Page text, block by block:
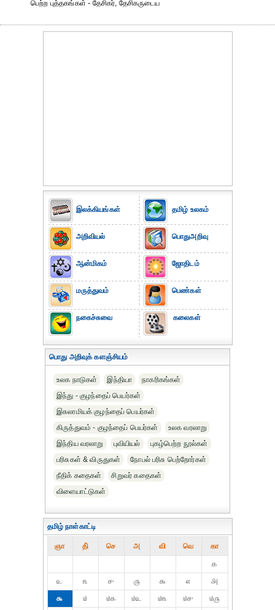
பெற்ற புத்தகங்கள் - தேசிகர், தேசிகருடைய
இலக்கியங்கள்
அறிவியல்
ஆன்மிகம்
மருத்துவம்
நகைச்சுவை
தமிழ் உலகம்
பொதுஅறிவு
ஜோதிடம்
பெண்கள்
கலைகள்
பொது அறிவுக் களஞ்சியம்
உலக நாடுகள் இந்தியா
நாகரிகங்கள்
இந்து - குழந்தைப் பெயர்கள்
இசுலாமியக் குழந்தைப் பெயர்கள்
கிருத்துவம் - குழந்தைப் பெயர்கள்
உலக வரலாறு
இந்திய வரலாறு
புவியியல்
புகழ்பெற்ற நூல்கள்
பரிசுகள் & விருதுகள்
நோபல் பரிசு‎ பெற்றோர்‎கள்
நீதிக் கதைகள்
சிறுவர் கதைகள்
விளையாட்டுகள்
தமிழ் நாள்காட்டி
ஞா தி் செ அ வி வெ கா
௧
௨
௩ ௪ ௫ ௬ ௭
௮
௯
௰ ௰௧ ௰௨ ௰௩ ௰௪
௰௫